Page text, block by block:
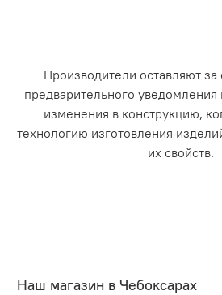
Производители оставляют
предварительного уведомления
изменения в конструкцию,
технологию изготовления
их свойств.
Наш магазин в Чебоксарах